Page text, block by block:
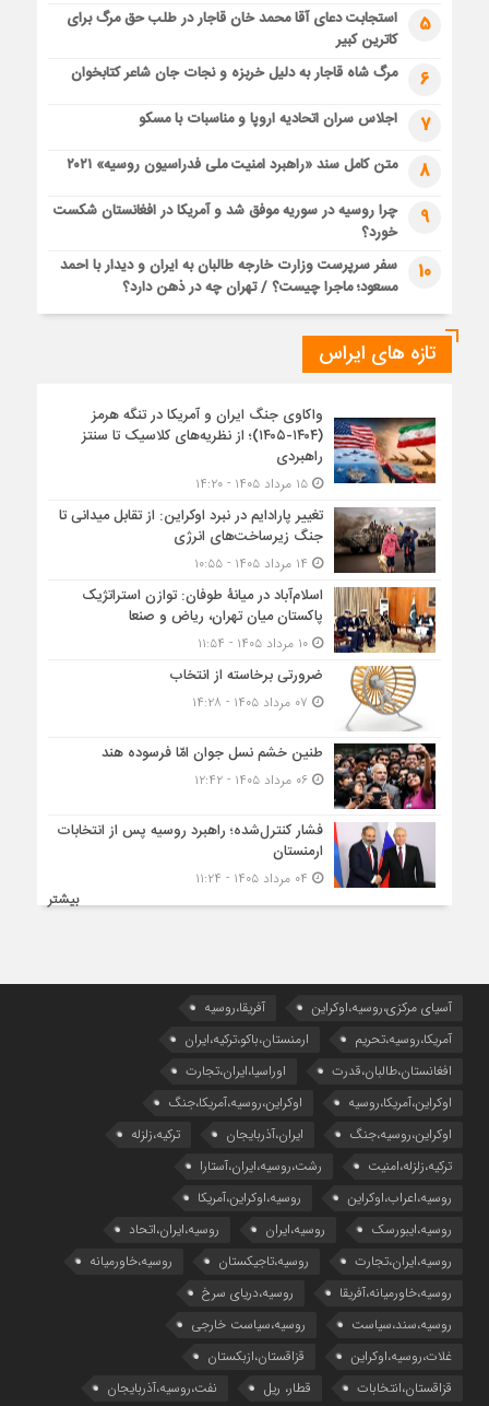
5
استجابت دعای آقا محمد خان قاجار در طلب حق مرگ برای
کاترین کبیر
6 مرگ شاه قاجار به دلیل خربزه و نجات جان شاعر کتابخوان
7 اجلاس سران اتحادیه اروپا و مناسبات با مسکو
8 متن کامل سند «راهبرد امنیت ملی فدراسیون روسیه» ۲۰۲۱
9
چرا روسیه در سوریه موفق شد و آمریکا در افغانستان شکست
خورد؟
10
سفر سرپرست وزارت خارجه طالبان به ایران و دیدار با احمد
مسعود؛ ماجرا چیست؟ / تهران چه در ذهن دارد؟
تازه های ایراس
واکاوی جنگ ایران و آمریکا در تنگه هرمز
(۱۴۰۴-۱۴۰۵)؛ از نظریه‌های کلاسیک تا سنتز
راهبردی
۱۵ مرداد ۱۴۰۵ - ۱۴:۲۰
تغییر پارادایم در نبرد اوکراین: از تقابل میدانی تا
جنگ زیرساخت‌های انرژی
اسلام‌آباد در میانۀ طوفان: توازن استراتژیک
پاکستان میان تهران، ریاض و صنعا
۱۰ مرداد ۱۴۰۵ - ۱۱:۵۴
ضرورتی برخاسته از انتخاب
طنین خشم نسل جوان امّا فرسوده هند
۰۶ مرداد ۱۴۰۵ - ۱۲:۴۲
فشار کنترل‌شده؛ راهبرد روسیه پس از انتخابات
ارمنستان
بیشتر
آسیای مرکزی،روسیه،اوکراین
آفریقا،روسیه
آمریکا،روسیه،تحریم
ارمنستان،باکو،ترکیه،ایران
افغانستان،طالبان،قدرت
اوراسیا،ایران،تجارت
اوکراین،آمریکا،روسیه
اوکراین،روسیه،آمریکا،جنگ
اوکراین،روسیه،جنگ
ایران،آذربایجان
ترکیه،زلزله
ترکیه،زلزله،امنیت
رشت،روسیه،ایران،آستارا
روسیه،اعراب،اوکراین
روسیه،اوکراین،آمریکا
روسیه،ایبورسک
روسیه،ایران
روسیه،ایران،اتحاد
روسیه،ایران،تجارت
روسیه،تاجیکستان
روسیه،خاورمیانه
روسیه،خاورمیانه،آفریقا
روسیه،دریای سرخ
روسیه،سند،سیاست
روسیه،سیاست خارجی
غلات،روسیه،اوکراین
قزاقستان،ازبکستان
قزاقستان،انتخابات
قطار، ریل نفت،روسیه،آذربایجان